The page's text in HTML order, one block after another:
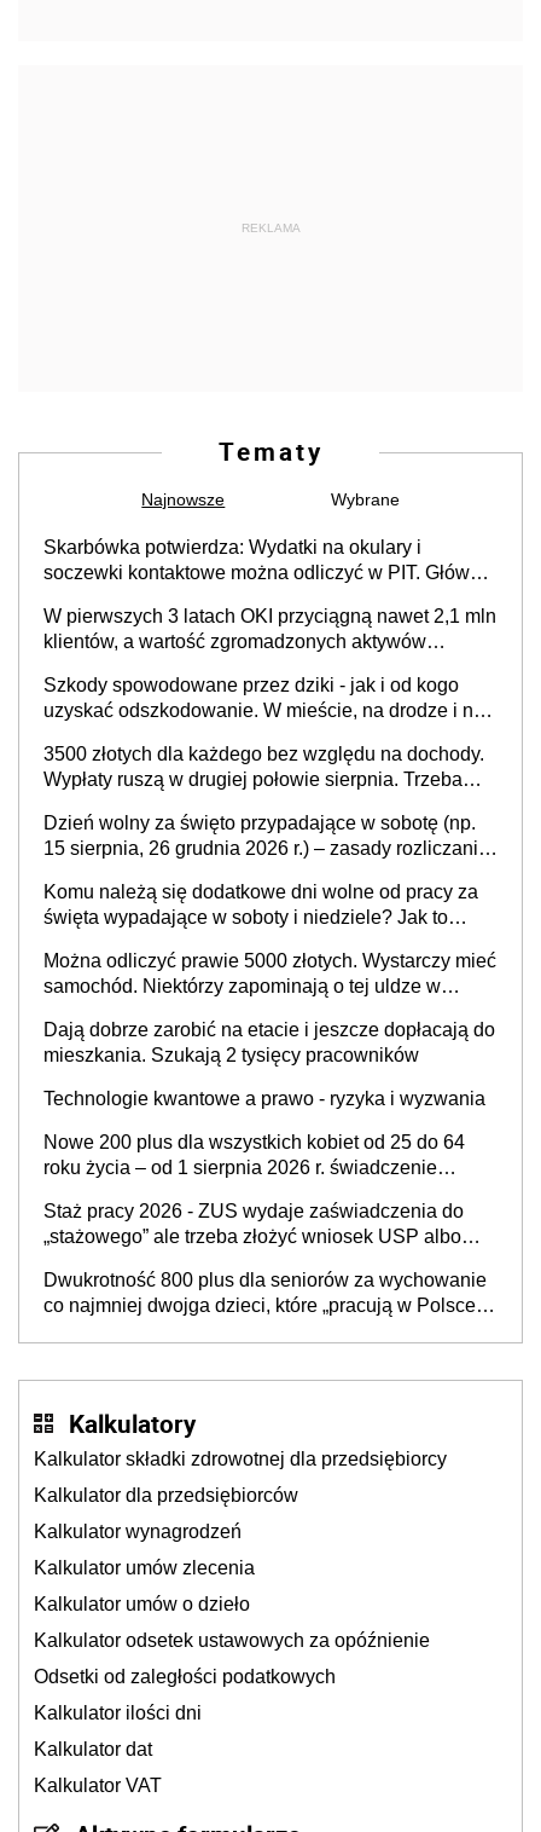
REKLAMA
Tematy
Najnowsze Wybrane
Skarbówka potwierdza: Wydatki na okulary i
soczewki kontaktowe można odliczyć w PIT. Główny
Częściowe dofinansowanie (np. z zfśs) pomniejsza
odliczenie
W pierwszych 3 latach OKI przyciągną nawet 2,1 mln
klientów, a wartość zgromadzonych aktywów
Szkody spowodowane przez dziki - jak i od kogo
uzyskać odszkodowanie. W mieście, na drodze i na
3500 złotych dla każdego bez względu na dochody.
Wypłaty ruszą w drugiej połowie sierpnia. Trzeba
Dzień wolny za święto przypadające w sobotę (np.
15 sierpnia, 26 grudnia 2026 r.) – zasady rozliczania
i administracja publiczna), najczęstsze pytania
Komu należą się dodatkowe dni wolne od pracy za
święta wypadające w soboty i niedziele? Jak to
Można odliczyć prawie 5000 złotych. Wystarczy mieć
samochód. Niektórzy zapominają o tej uldze w
Dają dobrze zarobić na etacie i jeszcze dopłacają do
mieszkania. Szukają 2 tysięcy pracowników
Technologie kwantowe a prawo - ryzyka i wyzwania
Nowe 200 plus dla wszystkich kobiet od 25 do 64
roku życia – od 1 sierpnia 2026 r. świadczenie
Staż pracy 2026 - ZUS wydaje zaświadczenia do
„stażowego” ale trzeba złożyć wniosek USP albo
zaświadczenie z ZUS?
Dwukrotność 800 plus dla seniorów za wychowanie
co najmniej dwojga dzieci, które „pracują w Polsce i
Kalkulatory
Kalkulator składki zdrowotnej dla przedsiębiorcy
Kalkulator dla przedsiębiorców
Kalkulator wynagrodzeń
Kalkulator umów zlecenia
Kalkulator umów o dzieło
Kalkulator odsetek ustawowych za opóźnienie
Odsetki od zaległości podatkowych
Kalkulator ilości dni
Kalkulator dat
Kalkulator VAT